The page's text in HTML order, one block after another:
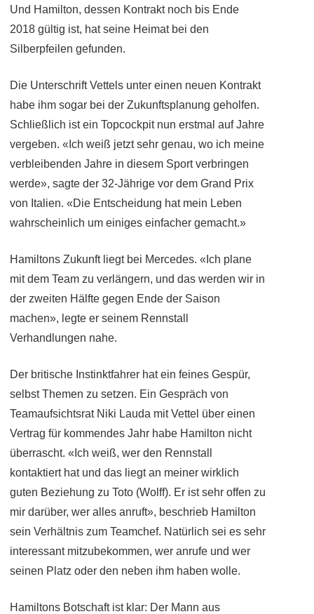
Und Hamilton, dessen Kontrakt noch bis Ende
2018 gültig ist, hat seine Heimat bei den
Silberpfeilen gefunden.
Die Unterschrift Vettels unter einen neuen Kontrakt
habe ihm sogar bei der Zukunftsplanung geholfen.
Schließlich ist ein Topcockpit nun erstmal auf Jahre
vergeben. «Ich weiß jetzt sehr genau, wo ich meine
verbleibenden Jahre in diesem Sport verbringen
werde», sagte der 32-Jährige vor dem Grand Prix
von Italien. «Die Entscheidung hat mein Leben
wahrscheinlich um einiges einfacher gemacht.»
Hamiltons Zukunft liegt bei Mercedes. «Ich plane
mit dem Team zu verlängern, und das werden wir in
der zweiten Hälfte gegen Ende der Saison
machen», legte er seinem Rennstall
Verhandlungen nahe.
Der britische Instinktfahrer hat ein feines Gespür,
selbst Themen zu setzen. Ein Gespräch von
Teamaufsichtsrat Niki Lauda mit Vettel über einen
Vertrag für kommendes Jahr habe Hamilton nicht
überrascht. «Ich weiß, wer den Rennstall
kontaktiert hat und das liegt an meiner wirklich
guten Beziehung zu Toto (Wolff). Er ist sehr offen zu
mir darüber, wer alles anruft», beschrieb Hamilton
sein Verhältnis zum Teamchef. Natürlich sei es sehr
interessant mitzubekommen, wer anrufe und wer
seinen Platz oder den neben ihm haben wolle.
Hamiltons Botschaft ist klar: Der Mann aus